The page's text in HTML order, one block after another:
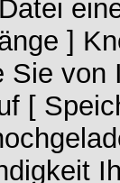
]
Sie von
[